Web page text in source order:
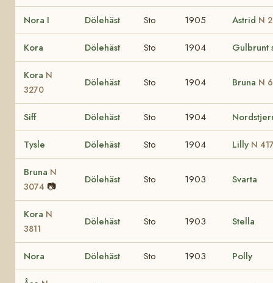
Nora I Dölehäst Sto 1905 Astrid N
Kora Dölehäst Sto 1904 Gulbrunt
Kora N
3270
Dölehäst Sto 1904 Bruna N
Siff Dölehäst Sto 1904
Tysle Dölehäst Sto 1904 Lilly N
Bruna N
3074 📷
Dölehäst Sto 1903 Svarta
Kora N
3811
Dölehäst Sto 1903 Stella
Nora Dölehäst Sto 1903 Polly